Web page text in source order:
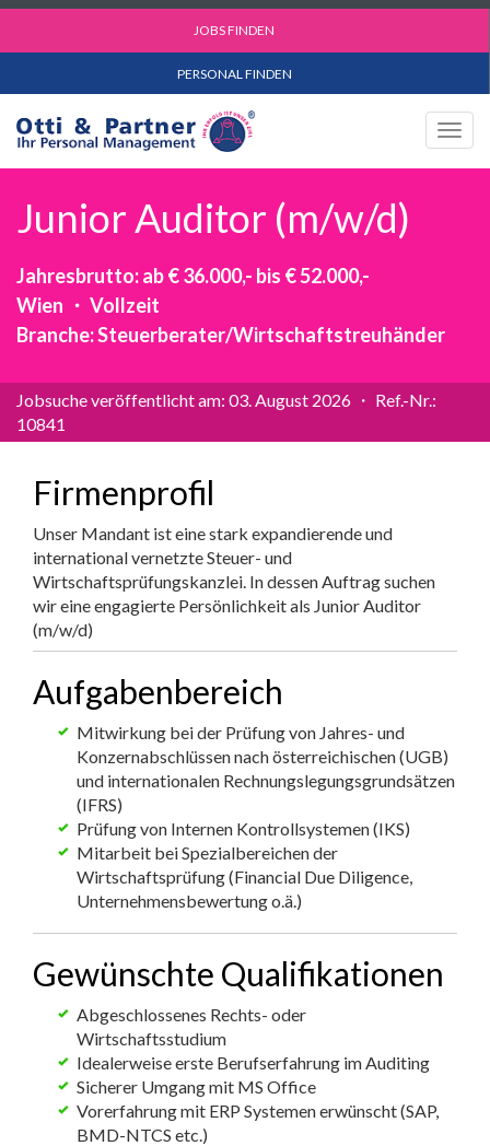
JOBS FINDEN
PERSONAL FINDEN
Junior Auditor (m/w/d)
Jahresbrutto: ab € 36.000,- bis € 52.000,-
Wien ・ Vollzeit
Branche: Steuerberater/Wirtschaftstreuhänder
Jobsuche veröffentlicht am: 03. August 2026 ・ Ref.-Nr.:
10841
Firmenprofil
Unser Mandant ist eine stark expandierende und
international vernetzte Steuer- und
Wirtschaftsprüfungskanzlei. In dessen Auftrag suchen
wir eine engagierte Persönlichkeit als Junior Auditor
(m/w/d)
Aufgabenbereich
Mitwirkung bei der Prüfung von Jahres- und
Konzernabschlüssen nach österreichischen (UGB)
und internationalen Rechnungslegungsgrundsätzen
(IFRS)
Prüfung von Internen Kontrollsystemen (IKS)
Mitarbeit bei Spezialbereichen der
Wirtschaftsprüfung (Financial Due Diligence,
Unternehmensbewertung o.ä.)
Gewünschte Qualifikationen
Abgeschlossenes Rechts- oder
Wirtschaftsstudium
Idealerweise erste Berufserfahrung im Auditing
Sicherer Umgang mit MS Office
Vorerfahrung mit ERP Systemen erwünscht (SAP,
BMD-NTCS etc.)